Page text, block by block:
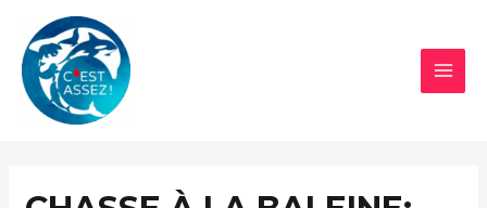
contenu